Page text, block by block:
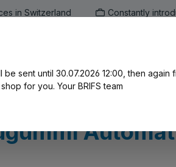
in Switzerland Constantly
Automat
sent until 30.07.2026 12:00, then again
for you. Your BRIFS team